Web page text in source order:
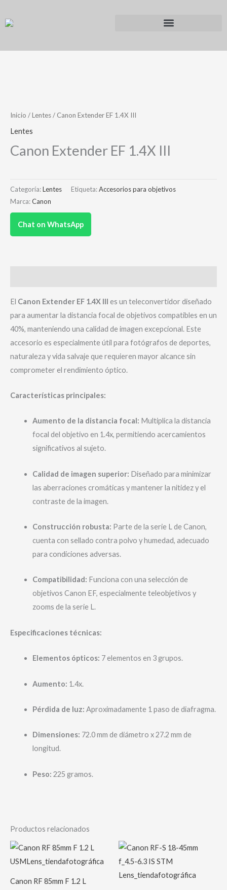
Inicio /Lentes/ Canon Extender EF 1.4X III
Lentes
Canon Extender EF 1.4X III
Categoría:Lentes Etiqueta:Accesorios para objetivos
Marca:Canon
Chat on WhatsApp
El Canon Extender EF 1.4X III es un teleconvertidor diseñado
para aumentar la distancia focal de objetivos compatibles en un
40%, manteniendo una calidad de imagen excepcional. Este
accesorio es especialmente útil para fotógrafos de deportes,
naturaleza y vida salvaje que requieren mayor alcance sin
comprometer el rendimiento óptico.
Características principales:
Aumento de la distancia focal: Multiplica la distancia
focal del objetivo en 1.4x, permitiendo acercamientos
significativos al sujeto.
Calidad de imagen superior: Diseñado para minimizar
las aberraciones cromáticas y mantener la nitidez y el
contraste de la imagen.
Construcción robusta: Parte de la serie L de Canon,
cuenta con sellado contra polvo y humedad, adecuado
para condiciones adversas.
Compatibilidad: Funciona con una selección de
objetivos Canon EF, especialmente teleobjetivos y
zooms de la serie L.
Especificaciones técnicas:
Elementos ópticos: 7 elementos en 3 grupos.
Aumento: 1.4x.
Pérdida de luz: Aproximadamente 1 paso de diafragma.
Dimensiones: 72.0 mm de diámetro x 27.2 mm de
longitud.
Peso: 225 gramos.
Productos relacionados
Canon RF 85mm F 1.2 L